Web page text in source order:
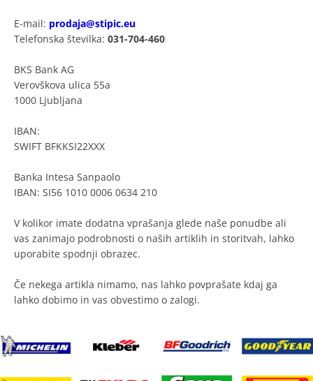
E-mail: prodaja@stipic.eu
Telefonska številka: 031-704-460
BKS Bank AG
Verovškova ulica 55a
1000 Ljubljana
IBAN:
SWIFT BFKKSI22XXX
Banka Intesa Sanpaolo
IBAN: SI56 1010 0006 0634 210
V kolikor imate dodatna vprašanja glede naše ponudbe ali
vas zanimajo podrobnosti o naših artiklih in storitvah, lahko
uporabite spodnji obrazec.
Če nekega artikla nimamo, nas lahko povprašate kdaj ga
lahko dobimo in vas obvestimo o zalogi.